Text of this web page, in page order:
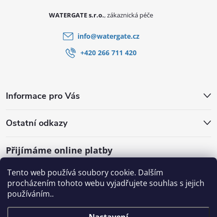
Tento web používá soubory cookie. Dalším
procházením tohoto webu vyjadřujete souhlas s jejich
používáním..
Informace pro Vás
Ostatní odkazy
Přijímáme online platby
WATERGATE s.r.o.
info@watergate.cz
+420 266 711 420